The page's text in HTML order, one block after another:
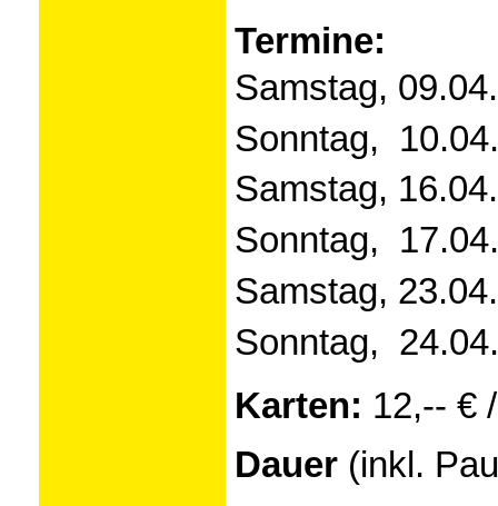
Termine:
Samstag,
Sonntag,
Samstag,
Sonntag,
Samstag,
Sonntag,
Karten: 12,-- €
Dauer (inkl.